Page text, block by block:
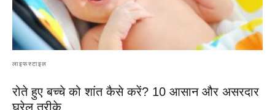
लाइफस्टाइल
रोते हुए बच्चे को शांत कैसे करें? 10 आसान और असरदार
घरेलू तरीके